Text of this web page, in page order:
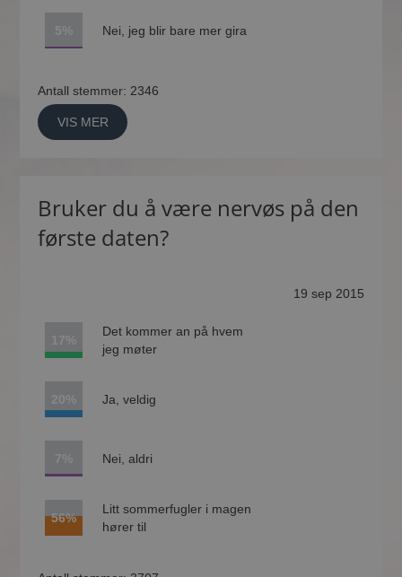
5% Nei, jeg blir bare mer gira
Antall stemmer: 2346
VIS MER
Bruker du å være nervøs på den
første daten?
19 sep 2015
17%
Det kommer an på hvem
jeg møter
20% Ja, veldig
7% Nei, aldri
56%
Litt sommerfugler i magen
hører til